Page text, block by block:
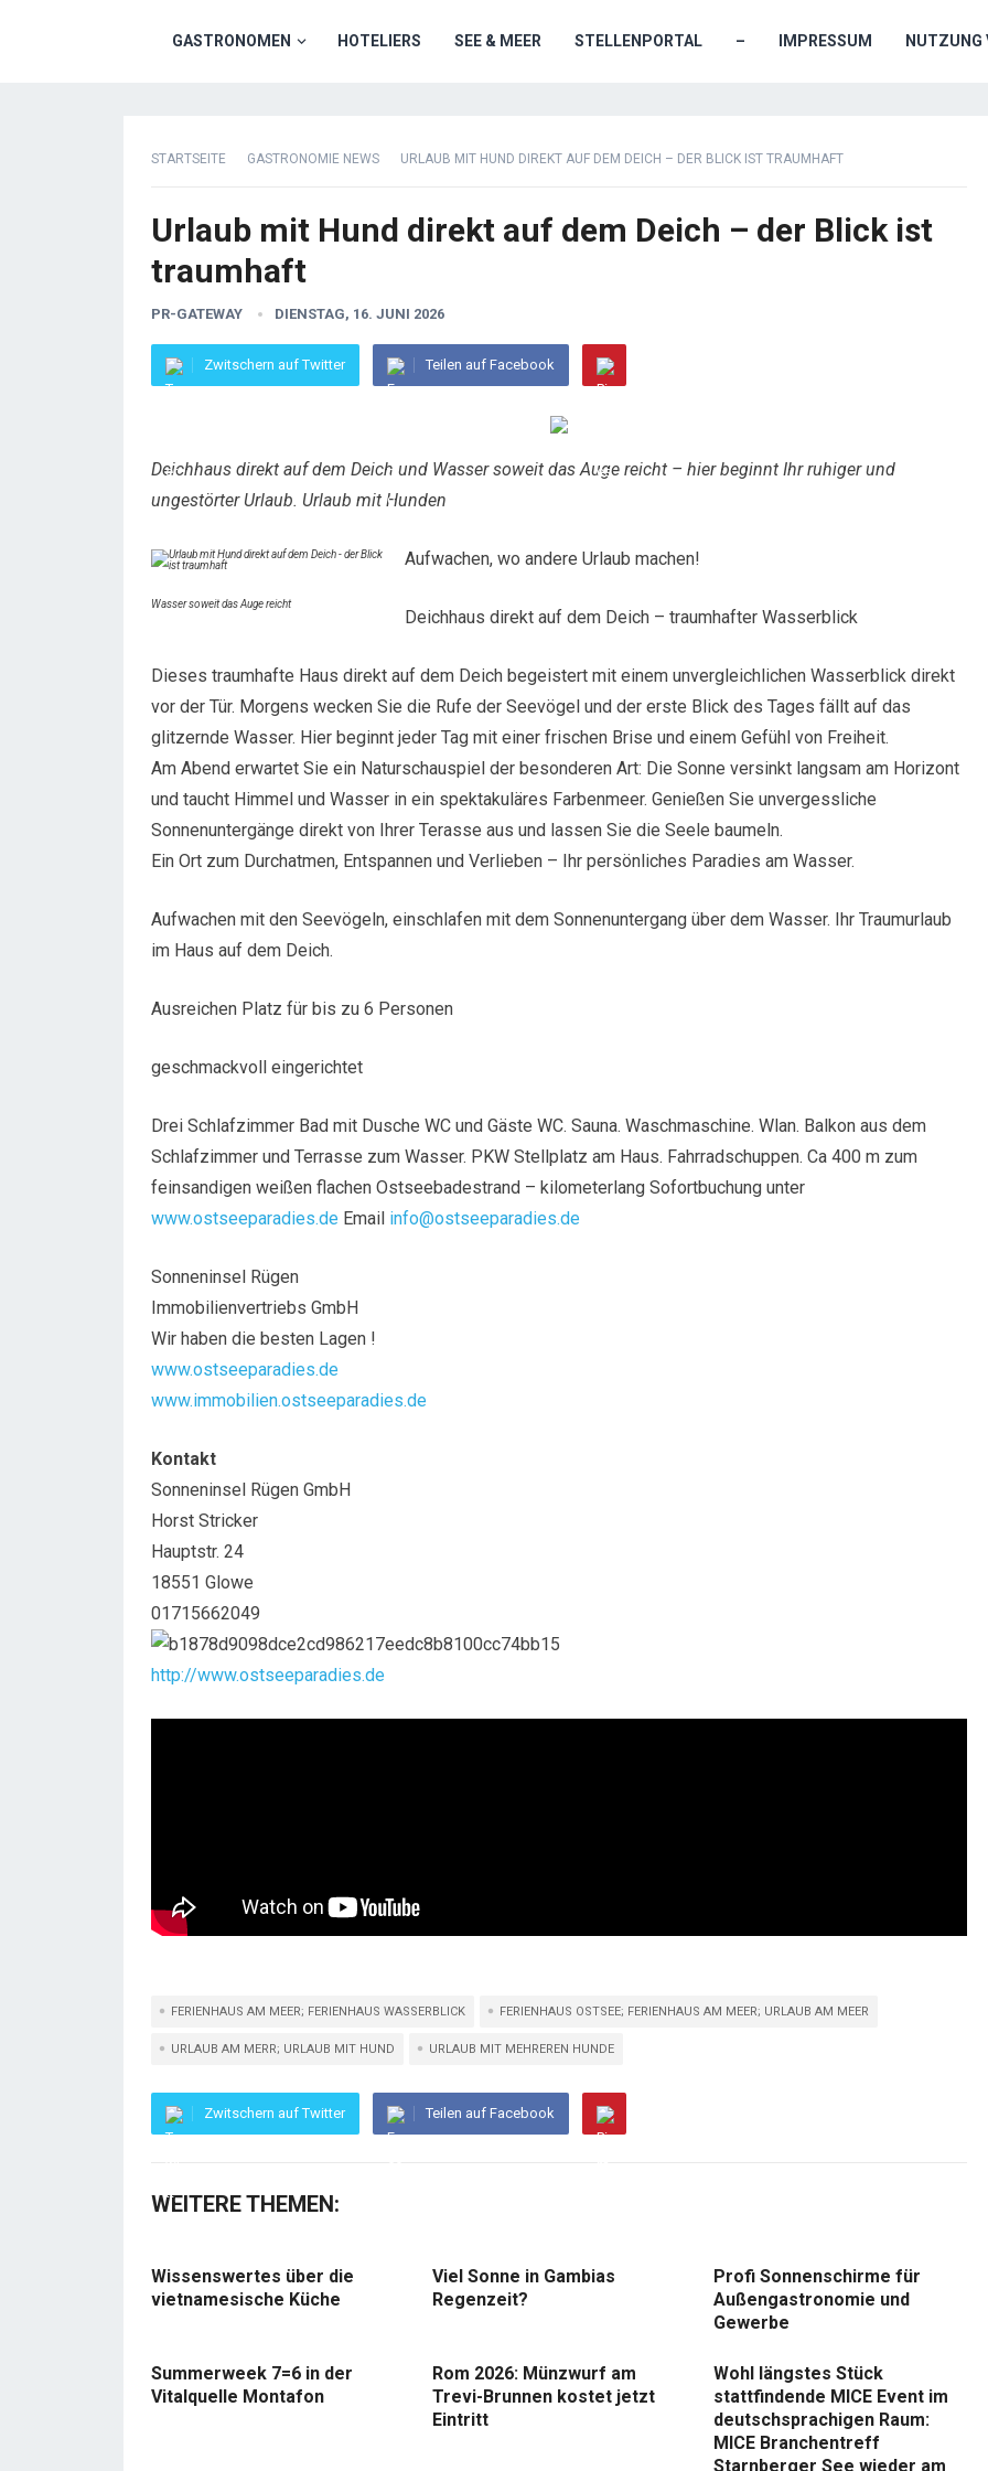
GASTRONOMEN HOTELIERS SEE & MEER STELLENPORTAL – IMPRESSUM NUTZUNG
STARTSEITE GASTRONOMIE NEWS URLAUB MIT HUND DIREKT AUF DEM DEICH – DER BLICK IST TRAUMHAFT
Urlaub mit Hund direkt auf dem Deich – der Blick ist
traumhaft
PR-GATEWAY DIENSTAG, 16. JUNI 2026
Zwitschern auf Twitter Teilen auf Facebook
Deichhaus direkt auf dem Deich und Wasser soweit das Auge reicht – hier beginnt Ihr ruhiger und
ungestörter Urlaub. Urlaub mit Hunden
Wasser soweit das Auge reicht
Aufwachen, wo andere Urlaub machen!
Deichhaus direkt auf dem Deich – traumhafter Wasserblick
Dieses traumhafte Haus direkt auf dem Deich begeistert mit einem unvergleichlichen Wasserblick direkt
vor der Tür. Morgens wecken Sie die Rufe der Seevögel und der erste Blick des Tages fällt auf das
glitzernde Wasser. Hier beginnt jeder Tag mit einer frischen Brise und einem Gefühl von Freiheit.
Am Abend erwartet Sie ein Naturschauspiel der besonderen Art: Die Sonne versinkt langsam am Horizont
und taucht Himmel und Wasser in ein spektakuläres Farbenmeer. Genießen Sie unvergessliche
Sonnenuntergänge direkt von Ihrer Terasse aus und lassen Sie die Seele baumeln.
Ein Ort zum Durchatmen, Entspannen und Verlieben – Ihr persönliches Paradies am Wasser.
Aufwachen mit den Seevögeln, einschlafen mit dem Sonnenuntergang über dem Wasser. Ihr Traumurlaub
im Haus auf dem Deich.
Ausreichen Platz für bis zu 6 Personen
geschmackvoll eingerichtet
Drei Schlafzimmer Bad mit Dusche WC und Gäste WC. Sauna. Waschmaschine. Wlan. Balkon aus dem
Schlafzimmer und Terrasse zum Wasser. PKW Stellplatz am Haus. Fahrradschuppen. Ca 400 m zum
feinsandigen weißen flachen Ostseebadestrand – kilometerlang Sofortbuchung unter
www.ostseeparadies.de Email info@ostseeparadies.de
Sonneninsel Rügen
Immobilienvertriebs GmbH
Wir haben die besten Lagen !
www.ostseeparadies.de
www.immobilien.ostseeparadies.de
Kontakt
Sonneninsel Rügen GmbH
Horst Stricker
Hauptstr. 24
18551 Glowe
01715662049
http://www.ostseeparadies.de
FERIENHAUS AM MEER; FERIENHAUS WASSERBLICK FERIENHAUS OSTSEE; FERIENHAUS AM MEER; URLAUB AM MEER
URLAUB AM MERR; URLAUB MIT HUND URLAUB MIT MEHREREN HUNDE
Zwitschern auf Twitter Teilen auf Facebook
WEITERE THEMEN:
Wissenswertes über die
vietnamesische Küche
Viel Sonne in Gambias
Regenzeit?
Profi Sonnenschirme für
Außengastronomie und
Gewerbe
Summerweek 7=6 in der
Vitalquelle Montafon
Rom 2026: Münzwurf am
Trevi-Brunnen kostet jetzt
Eintritt
Wohl längstes Stück
stattfindende MICE Event im
deutschsprachigen Raum:
MICE Branchentreff
Starnberger See wieder am